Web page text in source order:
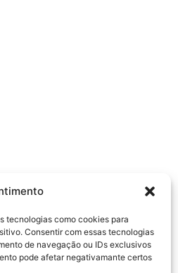
tecnologias como cookies para
Consentir com essas tecnologias
de navegação ou IDs exclusivos
pode afetar negativamante certos